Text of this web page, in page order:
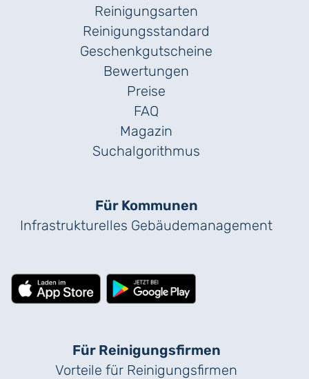
Reinigungsarten
Reinigungs­standard
Geschenk­gutscheine
Bewertungen
Preise
FAQ
Magazin
Suchalgorithmus
Für Kommunen
Infrastrukturelles Gebäude­management
Für Reinigungs­firmen
Vorteile für Reinigungs­firmen